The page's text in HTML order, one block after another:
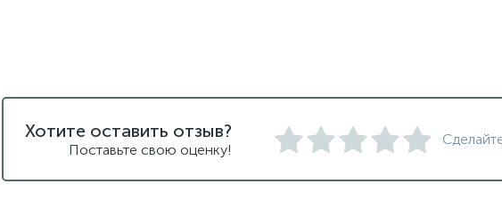
Хотите оставить отзыв?
Поставьте свою оценку!